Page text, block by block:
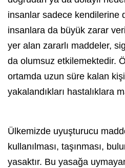
insanlar sadece kendilerine
insanlara da büyük zarar
yer alan zararlı maddeler,
da olumsuz etkilemektedir.
ortamda uzun süre kalan
yakalandıkları hastalıklara
Ülkemizde uyuşturucu
kullanılması, taşınması,
yasaktır. Bu yasağa